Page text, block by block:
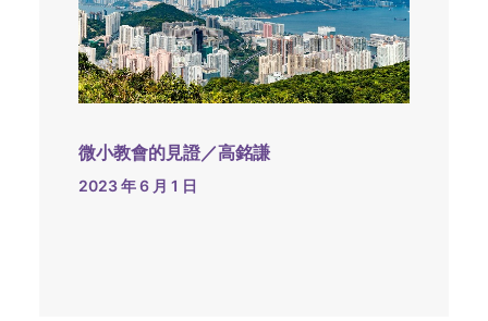
微小教會的見證／高銘謙
2023 年 6 月 1 日